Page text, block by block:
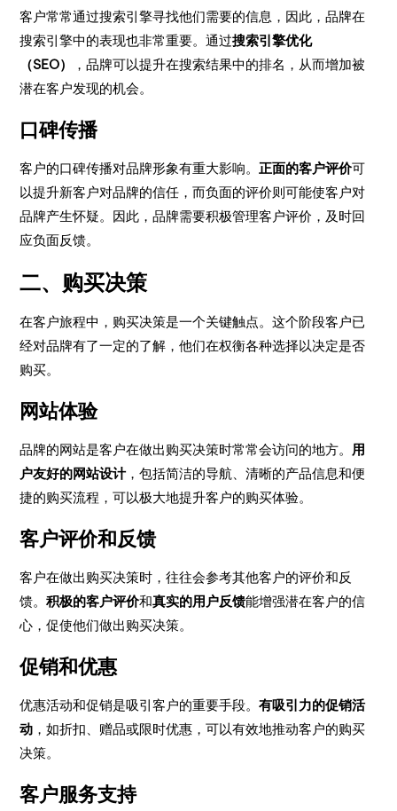
客户常常通过搜索引擎寻找他们需要的信息，因此，品牌在
搜索引擎中的表现也非常重要。通过搜索引擎优化
（SEO）
，品牌可以提升在搜索结果中的排名，从而增加被
潜在客户发现的机会。
口碑传播
客户的口碑传播对品牌形象有重大影响。正面的客户评价可
以提升新客户对品牌的信任，而负面的评价则可能使客户对
品牌产生怀疑。因此，品牌需要积极管理客户评价，及时回
应负面反馈。
二、购买决策
在客户旅程中，购买决策是一个关键触点。这个阶段客户已
经对品牌有了一定的了解，他们在权衡各种选择以决定是否
购买。
网站体验
品牌的网站是客户在做出购买决策时常常会访问的地方。 用
户友好的网站设计，包括简洁的导航、清晰的产品信息和便
捷的购买流程，可以极大地提升客户的购买体验。
客户评价和反馈
客户在做出购买决策时，往往会参考其他客户的评价和反
馈。积极的客户评价和真实的用户反馈能增强潜在客户的信
心，促使他们做出购买决策。
促销和优惠
优惠活动和促销是吸引客户的重要手段。有吸引力的促销活
动 ，如折扣、赠品或限时优惠，可以有效地推动客户的购买
决策。
客户服务支持